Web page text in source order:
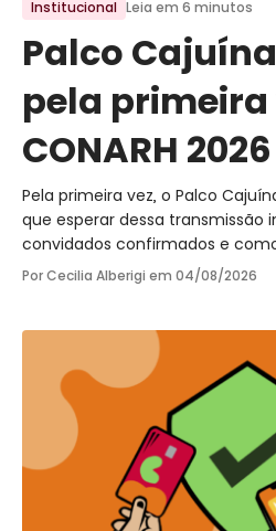
Institucional Leia em 6 minutos
Palco
pela primeira
CONARH 2026
Pela primeira vez, o Palco
que esperar dessa transmissão
convidados confirmados e
de graça, direto do CONARH 2026.
Por Cecilia Alberigi em 04/08/2026